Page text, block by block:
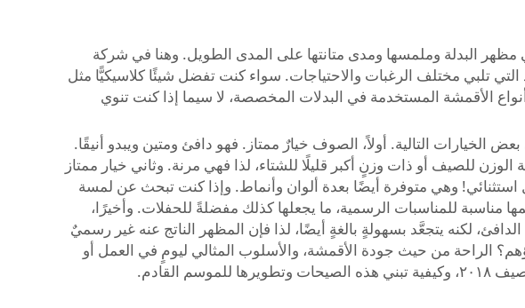
البدلة وملمسها ومدى متانتها على المدى الطويل. وهنا في شركة
تلبي مختلف الرغبات والاحتياجات. سواء كنت تفضل شيئًا كلاسيكيًّا مثل
الأقمشة المستخدمة في البدلات المخصصة، لا سيما إذا كنت تنوي
الخيارات التالية. أولاً، الصوف خيارٌ ممتاز. فهو دافئ ومتين ويبدو أنيقًا.
للصيف أو ذات وزنٍ أكبر قليلًا للشتاء، لذا فهي مرنة. وثاني خيار ممتاز
وهي متوفرة أيضًا بعدة ألوان وأنماط. وإذا كنت تبحث عن لمسة
مناسبة للمناسبات الرسمية، ما يجعلها كذلك مفضلةً للحفلات. وأخيرًا،
لكنه يتجعَّد بسهولةٍ بالغةٍ أيضًا، لذا فإن المظهر الناتج عنه غير رسميٌ
الراحة من حيث جودة الأقمشة، والأسلوب المثالي ليومٍ في العمل أو